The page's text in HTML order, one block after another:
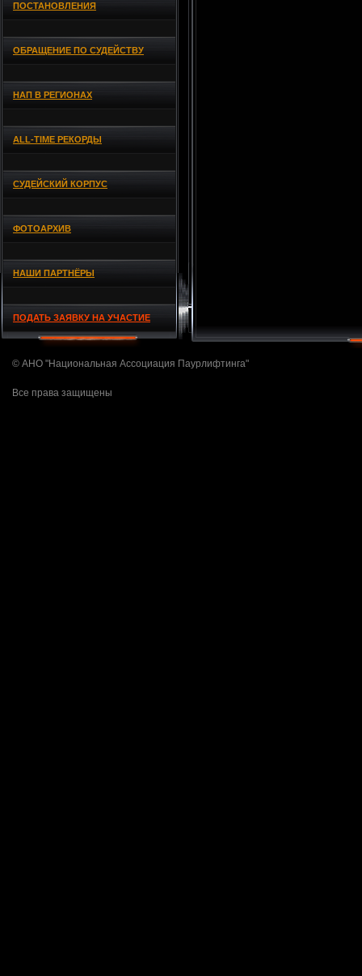
ПОСТАНОВЛЕНИЯ
ОБРАЩЕНИЕ ПО СУДЕЙСТВУ
НАП В РЕГИОНАХ
ALL-TIME РЕКОРДЫ
СУДЕЙСКИЙ КОРПУС
ФОТОАРХИВ
НАШИ ПАРТНЁРЫ
ПОДАТЬ ЗАЯВКУ НА УЧАСТИЕ
© АНО "Национальная Ассоциация Паурлифтинга"
Все права защищены